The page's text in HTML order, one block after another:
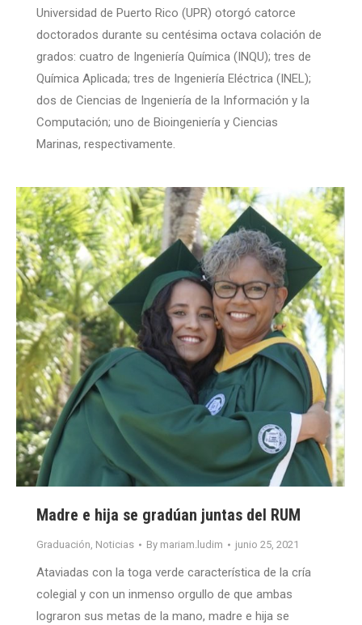
Universidad de Puerto Rico (UPR) otorgó catorce
doctorados durante su centésima octava colación de
grados: cuatro de Ingeniería Química (INQU); tres de
Química Aplicada; tres de Ingeniería Eléctrica (INEL);
dos de Ciencias de Ingeniería de la Información y la
Computación; uno de Bioingeniería y Ciencias
Marinas, respectivamente.
Madre e hija se gradúan juntas del RUM
Graduación, Noticias By mariam.ludim junio 25, 2021
Ataviadas con la toga verde característica de la cría
colegial y con un inmenso orgullo de que ambas
lograron sus metas de la mano, madre e hija se